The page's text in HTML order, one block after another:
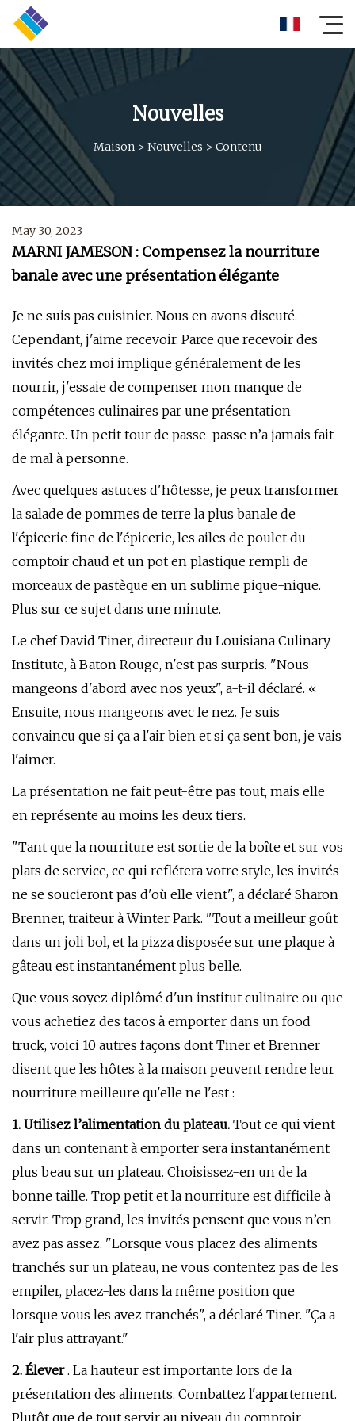
Nouvelles
Maison > Nouvelles > Contenu
May 30, 2023
MARNI JAMESON : Compensez la nourriture
banale avec une présentation élégante
Je ne suis pas cuisinier. Nous en avons discuté.
Cependant, j'aime recevoir. Parce que recevoir des
invités chez moi implique généralement de les
nourrir, j'essaie de compenser mon manque de
compétences culinaires par une présentation
élégante. Un petit tour de passe-passe n’a jamais fait
de mal à personne.
Avec quelques astuces d'hôtesse, je peux transformer
la salade de pommes de terre la plus banale de
l'épicerie fine de l'épicerie, les ailes de poulet du
comptoir chaud et un pot en plastique rempli de
morceaux de pastèque en un sublime pique-nique.
Plus sur ce sujet dans une minute.
Le chef David Tiner, directeur du Louisiana Culinary
Institute, à Baton Rouge, n'est pas surpris. "Nous
mangeons d'abord avec nos yeux", a-t-il déclaré. «
Ensuite, nous mangeons avec le nez. Je suis
convaincu que si ça a l'air bien et si ça sent bon, je vais
l'aimer.
La présentation ne fait peut-être pas tout, mais elle
en représente au moins les deux tiers.
"Tant que la nourriture est sortie de la boîte et sur vos
plats de service, ce qui reflétera votre style, les invités
ne se soucieront pas d'où elle vient", a déclaré Sharon
Brenner, traiteur à Winter Park. "Tout a meilleur goût
dans un joli bol, et la pizza disposée sur une plaque à
gâteau est instantanément plus belle.
Que vous soyez diplômé d'un institut culinaire ou que
vous achetiez des tacos à emporter dans un food
truck, voici 10 autres façons dont Tiner et Brenner
disent que les hôtes à la maison peuvent rendre leur
nourriture meilleure qu'elle ne l'est :
1. Utilisez l’alimentation du plateau. Tout ce qui vient
dans un contenant à emporter sera instantanément
plus beau sur un plateau. Choisissez-en un de la
bonne taille. Trop petit et la nourriture est difficile à
servir. Trop grand, les invités pensent que vous n’en
avez pas assez. "Lorsque vous placez des aliments
tranchés sur un plateau, ne vous contentez pas de les
empiler, placez-les dans la même position que
lorsque vous les avez tranchés", a déclaré Tiner. "Ça a
l'air plus attrayant."
2. Élever. La hauteur est importante lors de la
présentation des aliments. Combattez l'appartement.
Plutôt que de tout servir au niveau du comptoir,